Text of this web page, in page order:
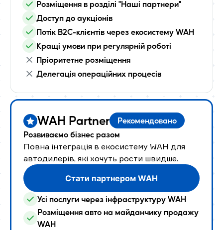
Розміщення в розділі "Наші партнери"
Доступ до аукціонів
Потік B2C-клієнтів через екосистему WAH
Кращі умови при регулярній роботі
Пріоритетне розміщення
Делегація операційних процесів
WAH Partner
Рекомендовано
Розвиваємо бізнес разом
Повна інтеграція в екосистему WAH для
автодилерів, які хочуть рости швидше.
Стати партнером WAH
Усі послуги через інфраструктуру WAH
Розміщення авто на майданчику продажу
WAH